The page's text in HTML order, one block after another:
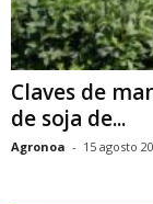
Claves de
de soja de...
Agronoa - 15 agosto